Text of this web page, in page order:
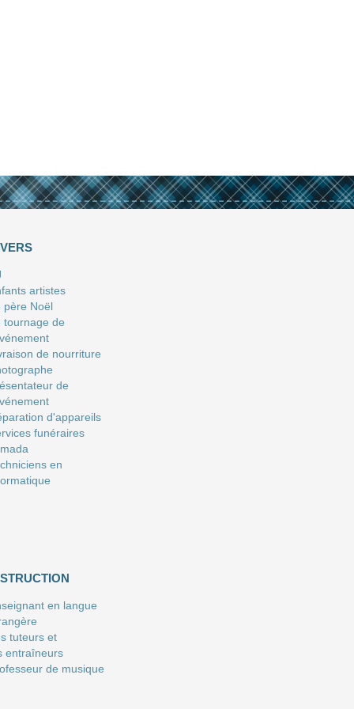
artistes
père Noël
tournage de
de nourriture
de
d'appareils
funéraires
en
en langue
tuteurs et
entraîneurs
de musique